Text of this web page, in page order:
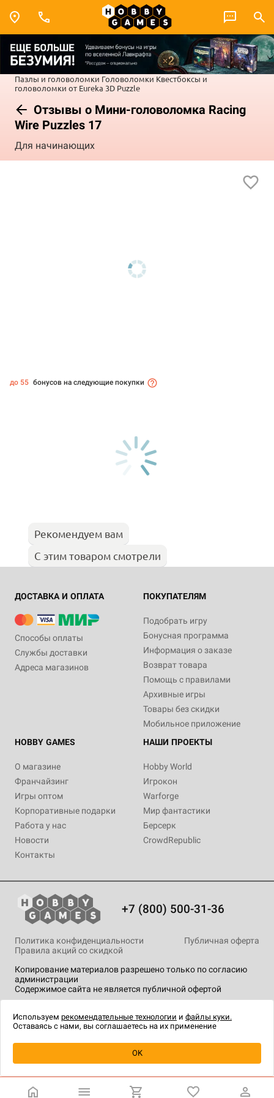
Пазлы и головоломки Головоломки Квестбоксы и
головоломки от Eureka 3D Puzzle
Отзывы о Мини-головоломка Racing
Wire Puzzles 17
Для начинающих
Купить
до 55 бонусов на следующие покупки
Рекомендуем вам
С этим товаром смотрели
ДОСТАВКА И ОПЛАТА
Способы оплаты
Службы доставки
Адреса магазинов
ПОКУПАТЕЛЯМ
Подобрать игру
Бонусная программа
Информация о заказе
Возврат товара
Помощь с правилами
Архивные игры
Товары без скидки
Мобильное приложение
HOBBY GAMES
О магазине
Франчайзинг
Игры оптом
Корпоративные подарки
Работа у нас
Новости
Контакты
НАШИ ПРОЕКТЫ
Hobby World
Игрокон
Warforge
Мир фантастики
Берсерк
CrowdRepublic
+7 (800) 500-31-36
Копирование материалов разрешено только по согласию
администрации
Содержимое сайта не является публичной офертой
Политика конфиденциальности
Публичная оферта
Правила акций со скидкой
технологии.
Используем рекомендательные технологии и файлы куки.
Оставаясь с нами, вы соглашаетесь на их применение
OK